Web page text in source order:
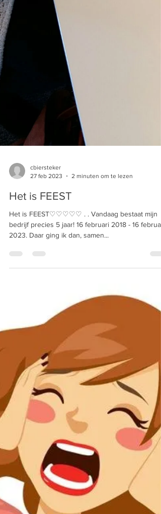
cbiersteker
27 feb 2023
2 minuten om te lezen
Het is FEEST
bedrijf precies 5 jaar! 16 februari 2018 - 16 februari